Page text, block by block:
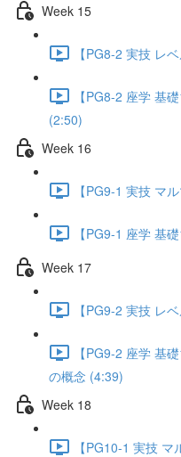
Week 15
【PG8-2 実技 レ
【PG8-2 座学 基
(2:50)
Week 16
【PG9-1 実技 マ
【PG9-1 座学 基
Week 17
【PG9-2 実技 レ
【PG9-2 座学 基
の概念 (4:39)
Week 18
【PG10-1 実技